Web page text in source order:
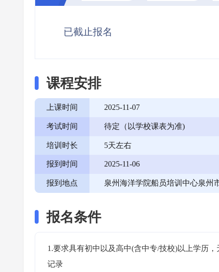
已截止报名
课程安排
上课时间 2025-11-07
考试时间 待定（以学校课表为准)
培训时长 5天左右
报到时间 2025-11-06
报到地点 泉州海洋学院船员培训中心泉州
报名条件
1.要求具有初中以及高中(含中专/技校)以上学历
记录